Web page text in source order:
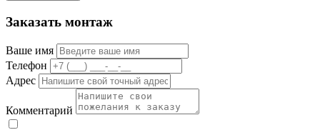
Заказать монтаж
Ваше имя
Телефон
Адрес
Комментарий